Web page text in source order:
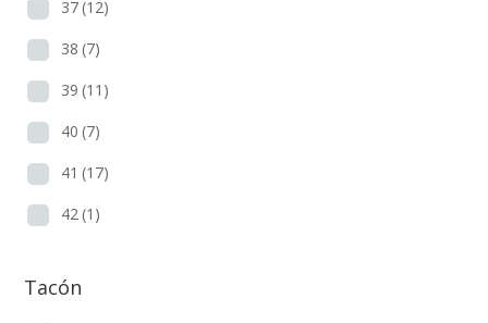
37 (12)
38 (7)
39 (11)
40 (7)
41 (17)
42 (1)
Tacón